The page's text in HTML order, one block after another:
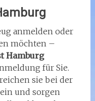
anmelden oder
möchten –
Hamburg
für Sie.
sie bei der
und sorgen